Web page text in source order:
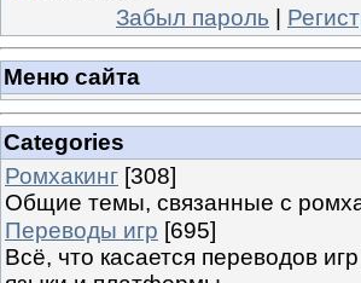
Забыл пароль |
Меню сайта
Categories
Ромхакинг [308]
Общие темы, связанные с
Переводы игр [695]
Всё, что касается переводов